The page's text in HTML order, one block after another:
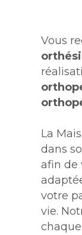
Vous
La
dans
afin de
votre
vie.